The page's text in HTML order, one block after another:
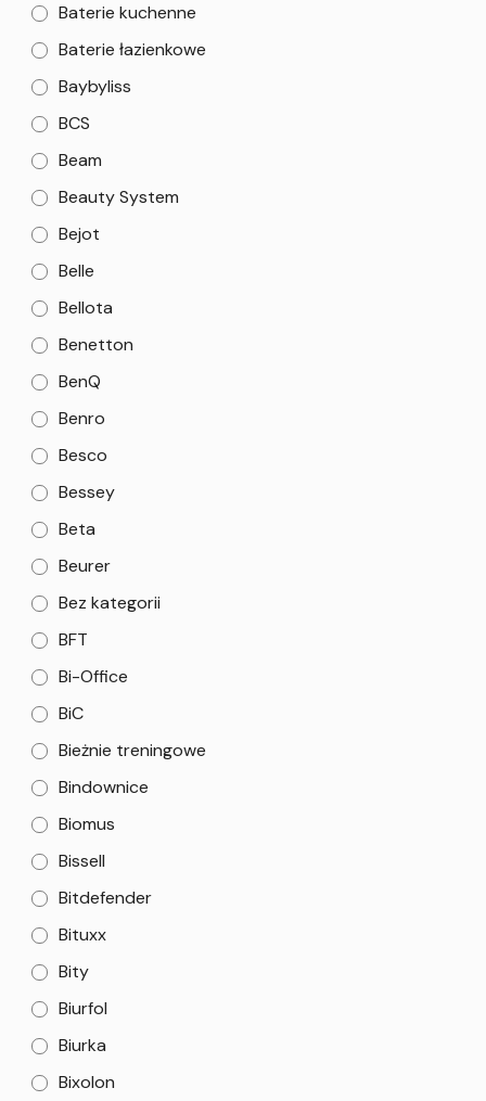
Baterie kuchenne
Baterie łazienkowe
Baybyliss
BCS
Beam
Beauty System
Bejot
Belle
Bellota
Benetton
BenQ
Benro
Besco
Bessey
Beta
Beurer
Bez kategorii
BFT
Bi-Office
BiC
Bieżnie treningowe
Bindownice
Biomus
Bissell
Bitdefender
Bituxx
Bity
Biurfol
Biurka
Bixolon